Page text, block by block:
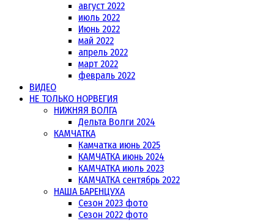
август 2022
июль 2022
Июнь 2022
май 2022
апрель 2022
март 2022
февраль 2022
ВИДЕО
НЕ ТОЛЬКО НОРВЕГИЯ
НИЖНЯЯ ВОЛГА
Дельта Волги 2024
КАМЧАТКА
Камчатка июнь 2025
КАМЧАТКА июнь 2024
КАМЧАТКА июль 2023
КАМЧАТКА сентябрь 2022
НАША БАРЕНЦУХА
Сезон 2023 фото
Сезон 2022 фото